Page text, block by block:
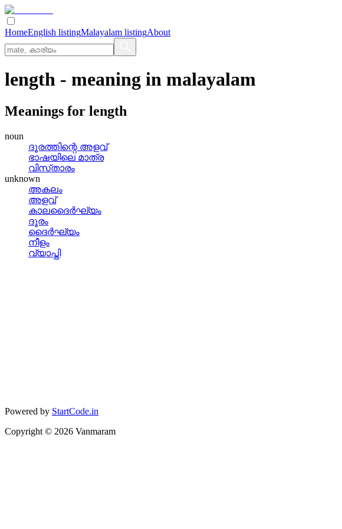
HomeEnglish listingMalayalam listingAbout
length - meaning in malayalam
Meanings for length
noun
ദൂരത്തിന്റെ അളവ്
ഭാഷയിലെ മാത്ര
വിസ്‌താരം
unknown
അകലം
അളവ്
കാലദൈര്‍ഘ്യം
ദൂരം
ദൈര്‍ഘ്യം
നീളം
വ്യാപ്തി
Powered by StartCode.in
Copyright © 2026 Vanmaram